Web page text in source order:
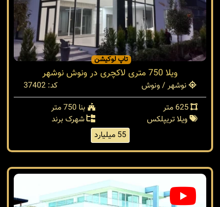
تاپ لوکیشن
ویلا 750 متری لاکچری در ونوش نوشهر
نوشهر / ونوش
کد: 37402
بنا 750 متر
ویلا تریپلکس
شهرک برند
55 میلیارد